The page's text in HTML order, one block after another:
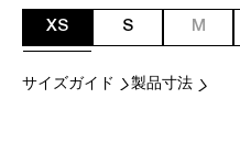
XS S M
サイズガイド 製品寸法